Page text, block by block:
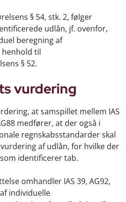
§ 54, stk. 2, følger
udlån, jf. ovenfor,
beregning af
henhold til
§ 52.
vurdering
at samspillet mellem IAS
medfører, at der også i
regnskabsstandarder skal
af udlån, for hvilke der
identificerer tab.
omhandler IAS 39, AG92,
individuelle